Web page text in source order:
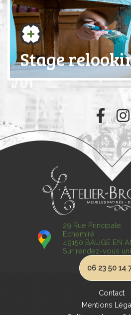
Stage
29 Rue Principale,
Echemiré
49150 BAUGE EN
Sur rendez-vous
06 23 50 14
Contact
Mentions